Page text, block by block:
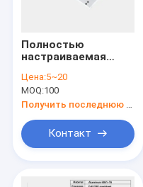
Полностью
настраиваемая
жидкая холодная
плитка тепловая
раковина для
электроники
Цена:5~20
MOQ:100
Контакт